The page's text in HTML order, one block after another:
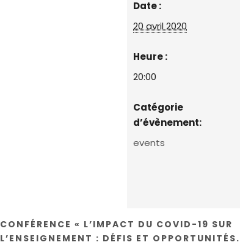
Date :
20 avril 2020
Heure :
20:00
Catégorie
d’évènement:
events
CONFÉRENCE « L’IMPACT DU COVID-19 SUR
L’ENSEIGNEMENT : DÉFIS ET